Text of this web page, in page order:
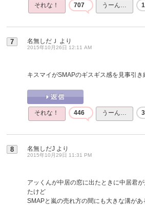
それな！ 707 うーん…
7 名無しだＪ より
2015年10月26日 12:11 AM
キスマイがSMAPのギスギス感を見事引き
それな！ 446 うーん…
8 名無しだJ より
2015年10月29日 11:31 PM
アッくんが中居の窓に出たときに中居君
たけど
SMAPと嵐の売れ方の間にも大きな溝があ